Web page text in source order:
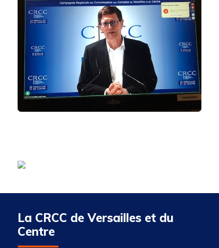
La CRCC de Versailles et du
Centre